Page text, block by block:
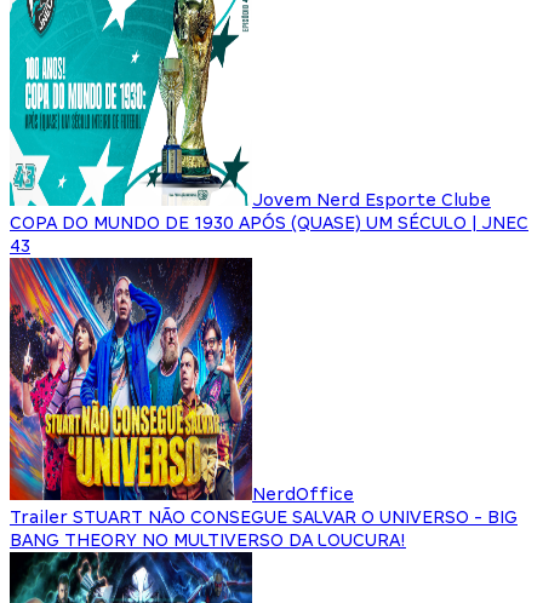
Jovem Nerd Esporte Clube
COPA DO MUNDO DE 1930 APÓS (QUASE) UM SÉCULO | JNEC
43
NerdOffice
Trailer STUART NÃO CONSEGUE SALVAR O UNIVERSO - BIG
BANG THEORY NO MULTIVERSO DA LOUCURA!